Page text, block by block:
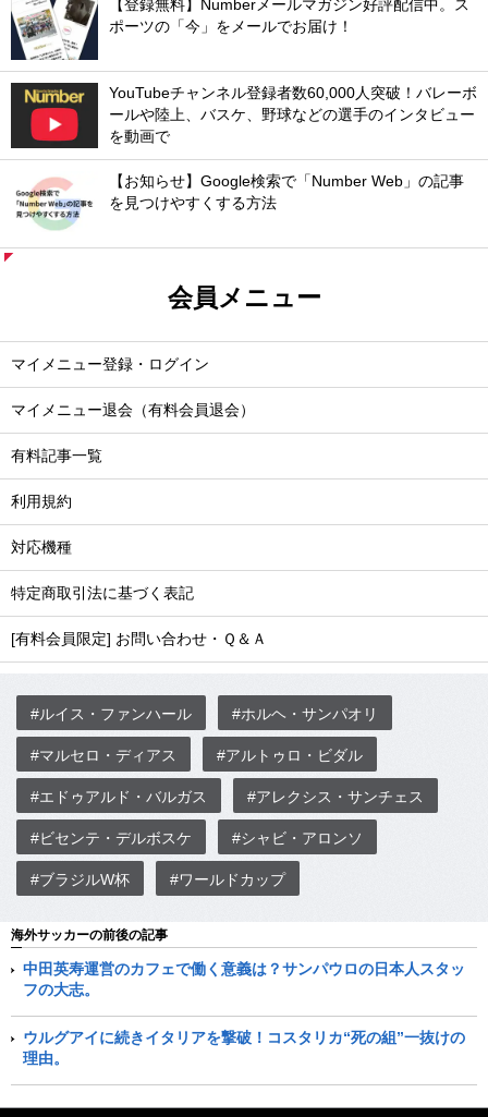
【登録無料】Numberメールマガジン好評配信中。ス
ポーツの「今」をメールでお届け！
YouTubeチャンネル登録者数60,000人突破！バレーボ
ールや陸上、バスケ、野球などの選手のインタビュー
を動画で
【お知らせ】Google検索で「Number Web」の記事
を見つけやすくする方法
会員メニュー
マイメニュー登録・ログイン
マイメニュー退会（有料会員退会）
有料記事一覧
利用規約
対応機種
特定商取引法に基づく表記
[有料会員限定] お問い合わせ・Ｑ＆Ａ
#ルイス・ファンハール #ホルヘ・サンパオリ
#マルセロ・ディアス #アルトゥロ・ビダル
#エドゥアルド・バルガス #アレクシス・サンチェス
#ビセンテ・デルボスケ #シャビ・アロンソ
#ブラジルW杯 #ワールドカップ
海外サッカーの前後の記事
中田英寿運営のカフェで働く意義は？サンパウロの日本人スタッ
フの大志。
ウルグアイに続きイタリアを撃破！コスタリカ“死の組”一抜けの
理由。